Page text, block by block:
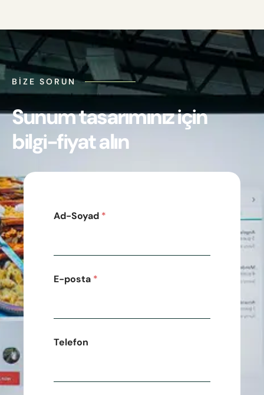
BIZE SORUN
Sunum tasarımınız için
bilgi-fiyat alın
Ad-Soyad *
E-posta *
Telefon